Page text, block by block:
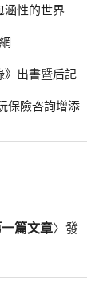
涵性的世界
出書暨后記
保險咨詢增添
篇文章〉發